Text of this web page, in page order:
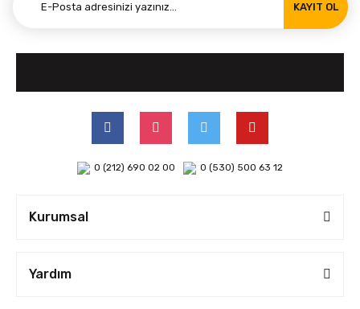
KAYIT OL
0 (212) 690 02 00 0 (530) 500 63 12
Kurumsal
Yardım